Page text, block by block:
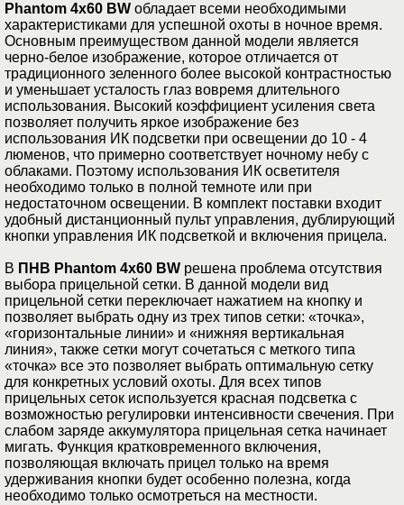
Phantom 4x60 BW обладает всеми необходимыми
характеристиками для успешной охоты в ночное время.
Основным преимуществом данной модели является
черно-белое изображение, которое отличается от
традиционного зеленного более высокой контрастностью
и уменьшает усталость глаз вовремя длительного
использования. Высокий коэффициент усиления света
позволяет получить яркое изображение без
использования ИК подсветки при освещении до 10 - 4
люменов, что примерно соответствует ночному небу с
облаками. Поэтому использования ИК осветителя
необходимо только в полной темноте или при
недостаточном освещении. В комплект поставки входит
удобный дистанционный пульт управления, дублирующий
кнопки управления ИК подсветкой и включения прицела.
В ПНВ Phantom 4x60 BW решена проблема отсутствия
выбора прицельной сетки. В данной модели вид
прицельной сетки переключает нажатием на кнопку и
позволяет выбрать одну из трех типов сетки: «точка»,
«горизонтальные линии» и «нижняя вертикальная
линия», также сетки могут сочетаться с меткого типа
«точка» все это позволяет выбрать оптимальную сетку
для конкретных условий охоты. Для всех типов
прицельных сеток используется красная подсветка с
возможностью регулировки интенсивности свечения. При
слабом заряде аккумулятора прицельная сетка начинает
мигать. Функция кратковременного включения,
позволяющая включать прицел только на время
удерживания кнопки будет особенно полезна, когда
необходимо только осмотреться на местности.